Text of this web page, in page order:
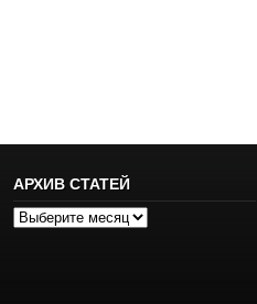
АРХИВ СТАТЕЙ
Архив